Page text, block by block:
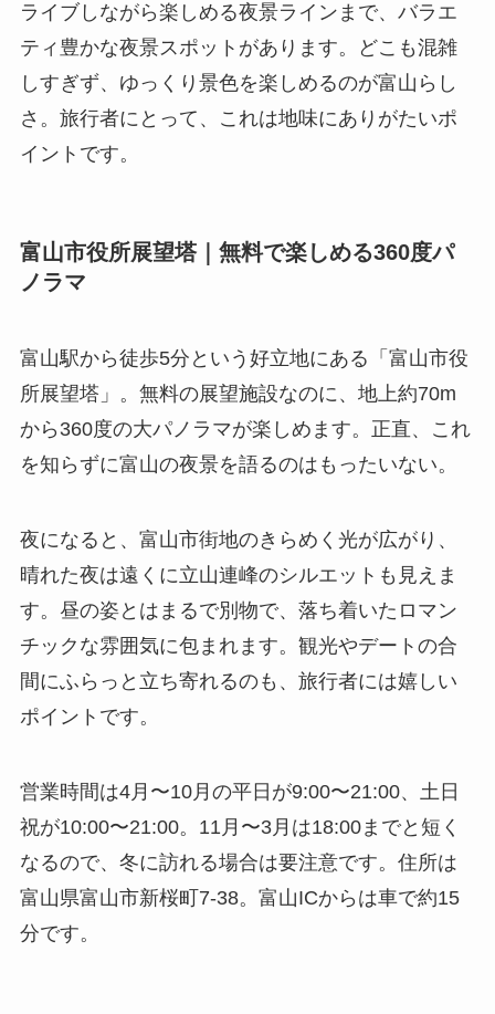
ライブしながら楽しめる夜景ラインまで、バラエ
ティ豊かな夜景スポットがあります。どこも混雑
しすぎず、ゆっくり景色を楽しめるのが富山らし
さ。旅行者にとって、これは地味にありがたいポ
イントです。
富山市役所展望塔｜無料で楽しめる360度パ
ノラマ
富山駅から徒歩5分という好立地にある「富山市役
所展望塔」。無料の展望施設なのに、地上約70m
から360度の大パノラマが楽しめます。正直、これ
を知らずに富山の夜景を語るのはもったいない。
夜になると、富山市街地のきらめく光が広がり、
晴れた夜は遠くに立山連峰のシルエットも見えま
す。昼の姿とはまるで別物で、落ち着いたロマン
チックな雰囲気に包まれます。観光やデートの合
間にふらっと立ち寄れるのも、旅行者には嬉しい
ポイントです。
営業時間は4月〜10月の平日が9:00〜21:00、土日
祝が10:00〜21:00。11月〜3月は18:00までと短く
なるので、冬に訪れる場合は要注意です。住所は
富山県富山市新桜町7-38。富山ICからは車で約15
分です。